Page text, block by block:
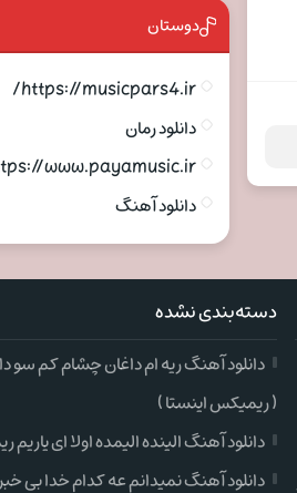
دوستان
https://musicpars4.ir/
دانلود رمان
www.payamusic.ir/
دانلود آهنگ
دسته‌بندی نشده
دانلود آهنگ ریه ام داغان چشام کم
( ریمیکس اینستا )
دانلود آهنگ الینده الیمده اولا ای
دانلود آهنگ نمیدانم عه کدام خدا بی خبر